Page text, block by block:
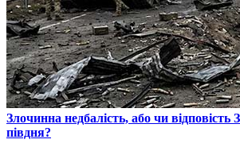
​Злочинна недбалість, або чи відповість
півдня?